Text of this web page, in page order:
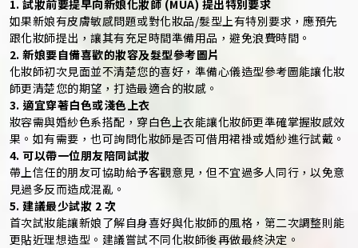
1. 試妝前要提早向新娘化妝師 (MUA) 提出特別要求
如果新娘有皮膚敏感問題或對化妝品/髮型上有特別要求，應預先
跟化妝師提出，讓其有充足時間準備用品，避免浪費時間。
2. 新娘要自備喜歡的妝容及髮型參考圖片
化妝師初次見面並不清楚您的喜好，準備心儀造型參考圖能讓化妝
師更清楚您的期望，打造最適合的妝感。
3. 適宜穿著白色或淺色上衣
妝容需與婚紗色系搭配，穿白色上衣能讓化妝師更準確掌握妝感效
果。如有需要，也可詢問化妝師是否可借用裙褂或婚紗進行試戴。
4. 可以帶一位朋友陪同試妝
帶上信任的朋友可協助給予客觀意見，但不宜過多人同行，以免意
見過多反而造成混亂。
5. 建議最少試妝 2 次
首次試妝能讓新娘了解自身喜好與化妝師的風格，第二次調整則能
更貼近理想造型。建議嘗試不同化妝師後再做最終決定。